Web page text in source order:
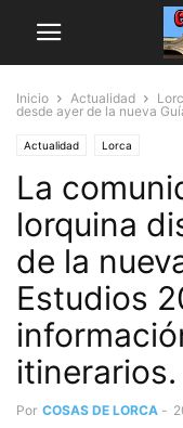
Inicio Actualidad
desde ayer de la nueva
Actualidad Lorca
La
lorquina
de la
Estudios
itinerarios.
Por COSAS DE LORCA -